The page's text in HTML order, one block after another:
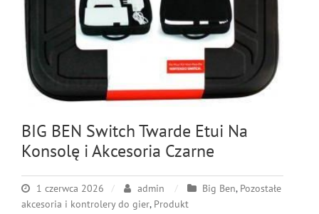
BIG BEN Switch Twarde Etui Na
Konsolę i Akcesoria Czarne
1 czerwca 2026 admin Big Ben, Pozostałe
akcesoria i kontrolery do gier, Produkt